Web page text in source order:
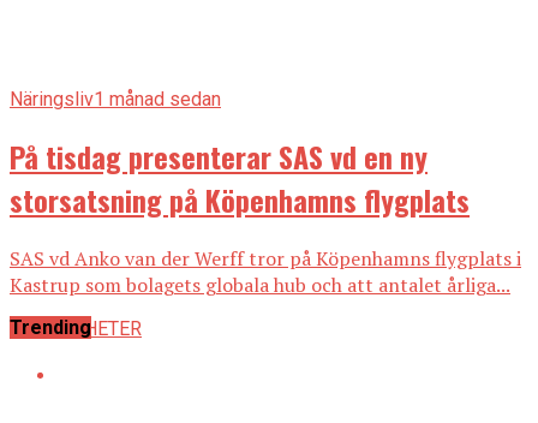
Näringsliv1 månad sedan
På tisdag presenterar SAS vd en ny
storsatsning på Köpenhamns flygplats
SAS vd Anko van der Werff tror på Köpenhamns flygplats i
Kastrup som bolagets globala hub och att antalet årliga...
ALLA NYHETER
Trending